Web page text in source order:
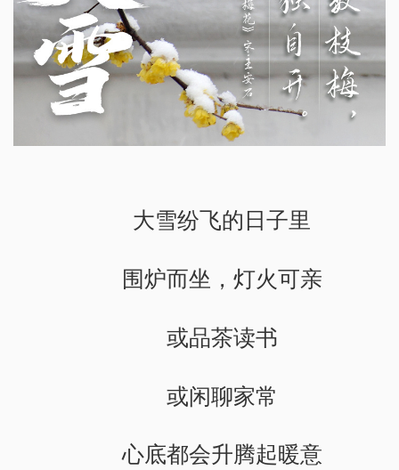
大雪纷飞的日子里
围炉而坐，灯火可亲
或品茶读书
或闲聊家常
心底都会升腾起暖意